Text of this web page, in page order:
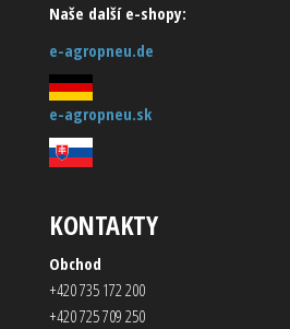
Naše další e-shopy:
e-agropneu.de
e-agropneu.sk
KONTAKTY
Obchod
+420 735 172 200
+420 725 709 250